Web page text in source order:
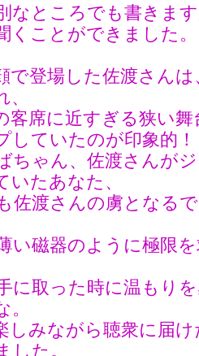
なところでも書きま
くことができました。
で登場した佐渡さん
客席に近すぎる狭い
していたのが印象的
ちゃん、佐渡さんが
いたあなた、
佐渡さんの虜となる
い磁器のように極限
に取った時に温もり
しみながら聴衆に届
した。